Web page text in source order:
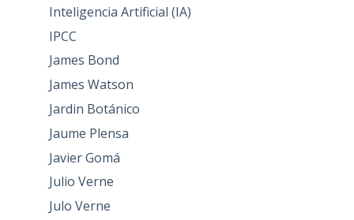
Inteligencia Artificial (IA)
IPCC
James Bond
James Watson
Jardin Botánico
Jaume Plensa
Javier Gomá
Julio Verne
Julo Verne